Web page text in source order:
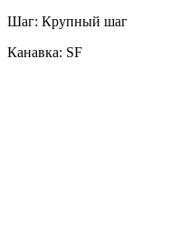
Шаг: Крупный шаг
Канавка: SF